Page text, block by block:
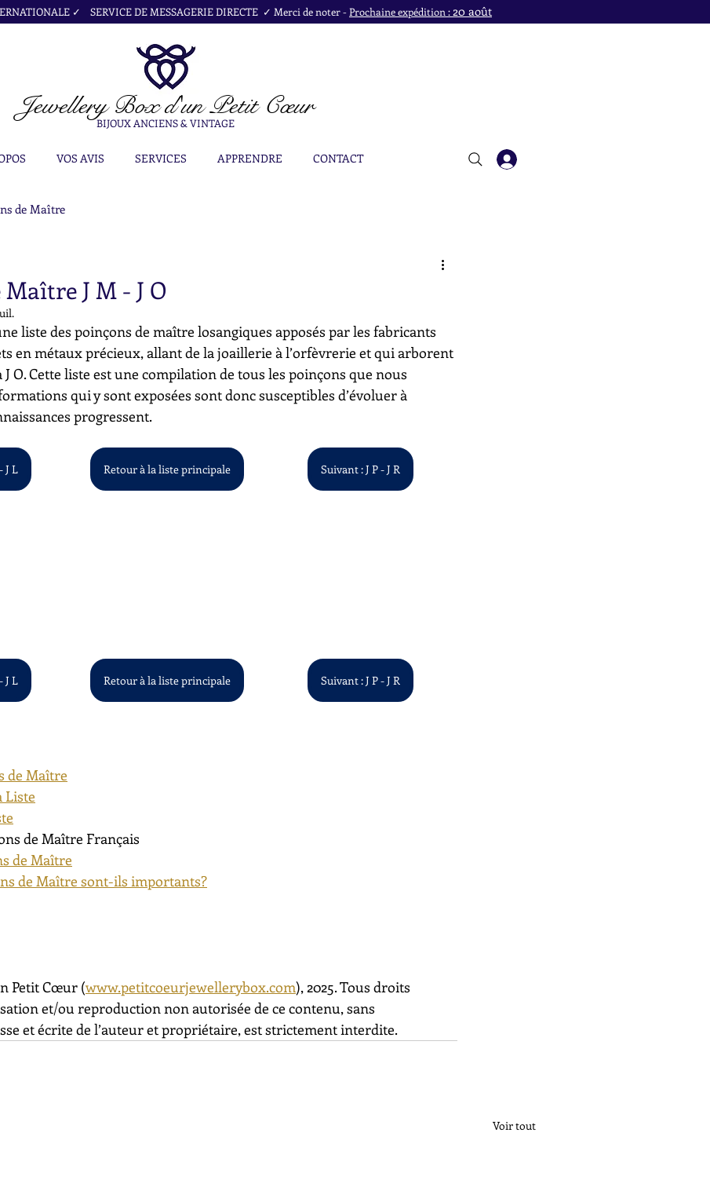
✓ SERVICE DE MESSAGERIE DIRECTE ✓ Merci de noter -Prochaine expédition :20 août
Jewellery Boxd'un Petit Cœur
BIJOUX ANCIENS & VINTAGE
VOS AVIS SERVICES APPRENDRE CONTACT
de Maître
J M - J O
liste des poinçons de maître losangiques apposés par les fabricants
en métaux précieux, allant de la joaillerie à l’orfèvrerie et qui arborent
J O. Cette liste est une compilation de tous les poinçons que nous
qui y sont exposées sont donc susceptibles d’évoluer à
progressent.
J L Retour à la liste principale Suivant : J P - J R
J L Retour à la liste principale Suivant : J P - J R
de Maître
Liste
de Maître Français
de Maître
de Maître sont-ils importants?
Petit Cœur (www.petitcoeurjewellerybox.com), 2025. Tous droits
et/ou reproduction non autorisée de ce contenu, sans
et écrite de l’auteur et propriétaire, est strictement interdite.
Voir tout